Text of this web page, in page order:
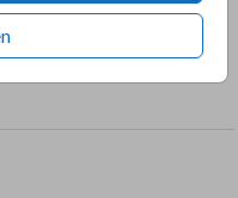
een fles wijn – een